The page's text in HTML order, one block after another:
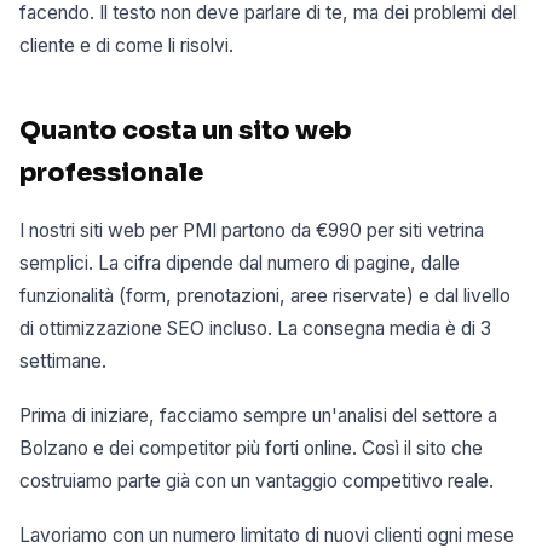
facendo. Il testo non deve parlare di te, ma dei problemi del
cliente e di come li risolvi.
Quanto costa un sito web
professionale
I nostri siti web per PMI partono da €990 per siti vetrina
semplici. La cifra dipende dal numero di pagine, dalle
funzionalità (form, prenotazioni, aree riservate) e dal livello
di ottimizzazione SEO incluso. La consegna media è di 3
settimane.
Prima di iniziare, facciamo sempre un'analisi del settore a
Bolzano e dei competitor più forti online. Così il sito che
costruiamo parte già con un vantaggio competitivo reale.
Lavoriamo con un numero limitato di nuovi clienti ogni mese